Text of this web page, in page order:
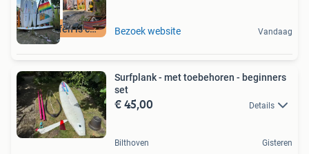
Windsurfen is cool Bezoek website Vandaag
Surfplank - met toebehoren - beginners
set
€ 45,00 Details
Bilthoven Gisteren